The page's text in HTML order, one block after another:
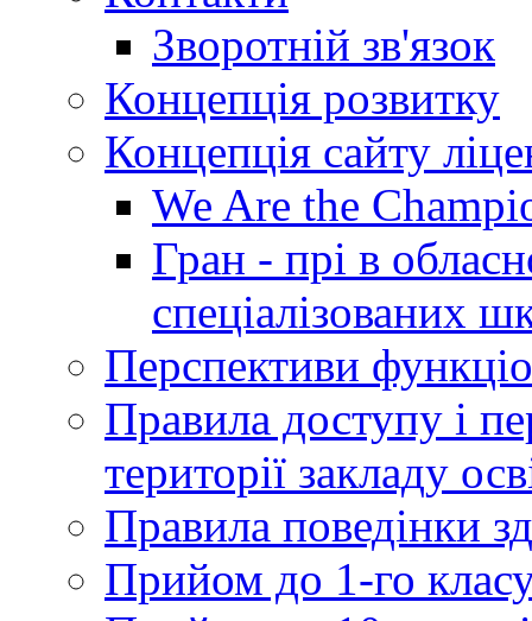
Зворотній зв'язок
Концепція розвитку
Концепція сайту
We Are the
Гран - прі в
спеціалізованих
Перспективи
Правила доступу і
території закладу
Правила поведінки
Прийом до 1-го